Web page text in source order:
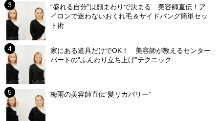
“盛れる自分”は顔まわりで決まる 美容師直伝！ア
イロンで迷わないおくれ毛＆サイドバング簡単セッ
ト術
家にある道具だけでOK！ 美容師が教えるセンター
パートの”ふんわり立ち上げ”テクニック
梅雨の美容師直伝”髪リカバリー”